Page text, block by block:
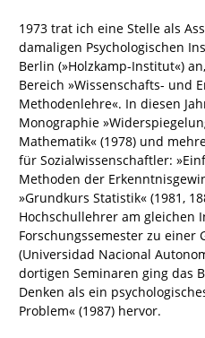
1973 trat ich eine Stelle als
damaligen Psychologischen
Berlin (»Holzkamp-Institut«)
Bereich »Wissenschafts- und
Methodenlehre«. In diesen
Monographie
Mathematik« (1978) und
für Sozialwissenschaftler:
Methoden der
»Grundkurs Statistik« (1981,
Hochschullehrer am gleichen
Forschungssemester zu einer
(Universidad Nacional
dortigen Seminaren ging das
Denken als ein
Problem« (1987) hervor.